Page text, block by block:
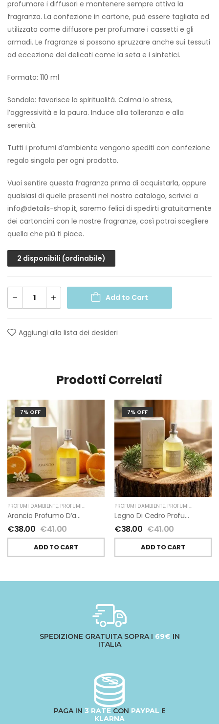
profumare i diffusori e mantenere sempre attiva la
fragranza. La confezione in cartone, può essere tagliata ed
utilizzata come diffusore per profumare i cassetti e gli
armadi. Le fragranze si possono spruzzare anche sui tessuti
ad eccezione dei delicati come la seta e i sintetici.
Formato: 110 ml
Sandalo: favorisce la spiritualità. Calma lo stress,
l’aggressività e la paura. Induce alla tolleranza e alla
serenità.
Tutti i profumi d’ambiente vengono spediti con confezione
regalo singola per ogni prodotto.
Vuoi sentire questa fragranza prima di acquistarla, oppure
qualsiasi di quelle presenti nel nostro catalogo, scrivici a
info@details-shop.it, saremo felici di spedirti gratuitamente
dei cartoncini con le nostre fragranze, così potrai scegliere
quella che più ti piace.
2 disponibili (ordinabile)
Add to Cart
Aggiungi alla lista dei desideri
Prodotti Correlati
7% OFF
PROFUMI D'AMBIENTE, PROFUMI D'AMBIENTE FIORIRA' UN GIARDINO ,FIORIRA' UN
Arancio Profumo D’ambiente Di Fiorirà Un Giardino
€38.00 €41.00
ADD TO CART
7% OFF
PROFUMI D'AMBIENTE, PROFUMI D'AMBIENTE FIORIRA' UN GIARDINO
Legno Di Cedro Profumo D’ambiente Di Fiorirà Un Giardino
€38.00 €41.00
ADD TO CART
SPEDIZIONE GRATUITA SOPRA I 69€ IN
ITALIA
PAGA IN 3 RATECON PAYPAL E
KLARNA